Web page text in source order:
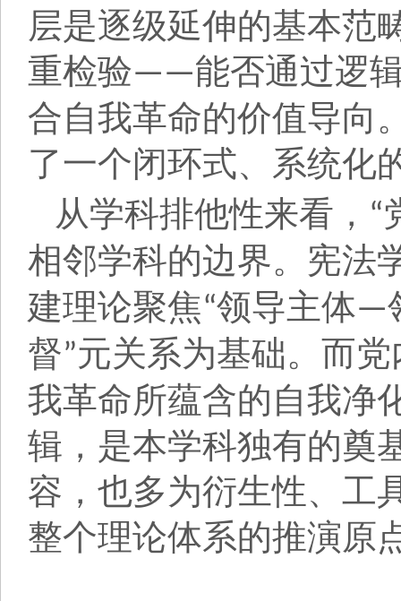
层是逐级延伸的基本范
重检验——能否通过逻
合自我革命的价值导向
了一个闭环式、系统化
从学科排他性来看， “
相邻学科的边界。宪法
建理论聚焦“领导主体—
督”元关系为基础。而
我革命所蕴含的自我净
辑，是本学科独有的奠
容，也多为衍生性、工
整个理论体系的推演原